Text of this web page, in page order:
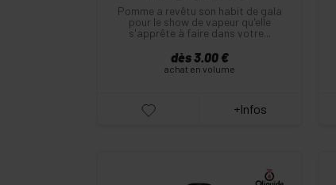
Pomme a revêtu son habit de gala
pour le show de vapeur qu'elle
s'apprête à faire dans votre...
dès 3.00 €
achat en volume
+Infos